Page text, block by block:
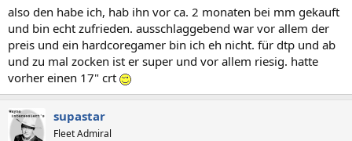
also den habe ich, hab ihn vor ca. 2 monaten bei mm gekauft
und bin echt zufrieden. ausschlaggebend war vor allem der
preis und ein hardcoregamer bin ich eh nicht. für dtp und ab
und zu mal zocken ist er super und vor allem riesig. hatte
vorher einen 17" crt
supastar
Fleet Admiral